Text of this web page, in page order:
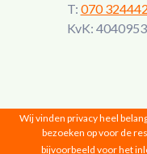
T: 070
KvK:
Vrouwen van
Wij vinden privacy heel
bezoeken op voor de
bijvoorbeeld voor het